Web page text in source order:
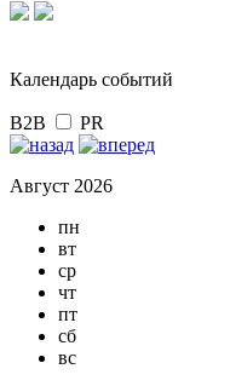
Календарь событий
B2B PR
Август 2026
пн
вт
ср
чт
пт
сб
вс